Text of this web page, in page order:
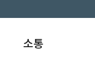
소통